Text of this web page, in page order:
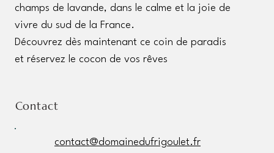
champs de lavande, dans le calme et la joie de
vivre du sud de la France.
Découvrez dès maintenant ce coin de paradis
et réservez le cocon de vos rêves
Contact
contact@domainedufrigoulet.fr